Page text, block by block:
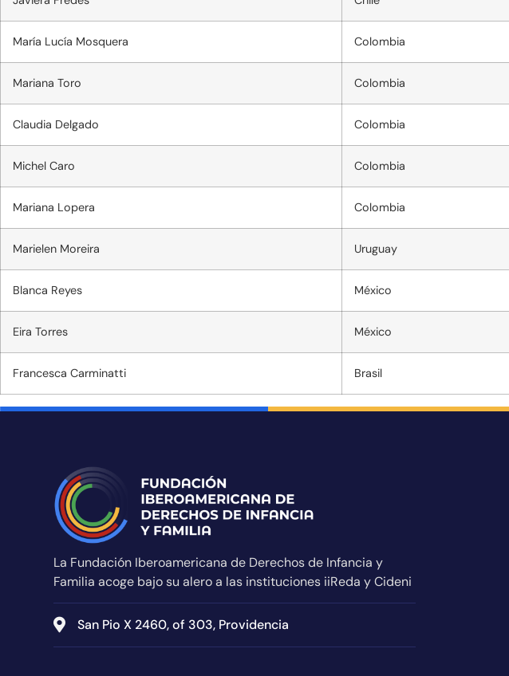
María Lucía Mosquera Colombia
Mariana Toro Colombia
Claudia Delgado Colombia
Michel Caro Colombia
Mariana Lopera Colombia
Marielen Moreira Uruguay
Blanca Reyes México
Eira Torres México
Francesca Carminatti Brasil
La Fundación Iberoamericana de Derechos de Infancia y
Familia acoge bajo su alero a las instituciones iiReda y Cideni
San Pio X 2460, of 303, Providencia